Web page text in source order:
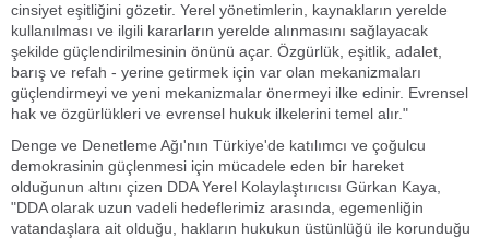
cinsiyet eşitliğini gözetir. Yerel yönetimlerin, kaynakların yerelde
kullanılması ve ilgili kararların yerelde alınmasını sağlayacak
şekilde güçlendirilmesinin önünü açar. Özgürlük, eşitlik, adalet,
barış ve refah - yerine getirmek için var olan mekanizmaları
güçlendirmeyi ve yeni mekanizmalar önermeyi ilke edinir. Evrensel
hak ve özgürlükleri ve evrensel hukuk ilkelerini temel alır."
Denge ve Denetleme Ağı'nın Türkiye'de katılımcı ve çoğulcu
demokrasinin güçlenmesi için mücadele eden bir hareket
olduğunun altını çizen DDA Yerel Kolaylaştırıcısı Gürkan Kaya,
"DDA olarak uzun vadeli hedeflerimiz arasında, egemenliğin
vatandaşlara ait olduğu, hakların hukukun üstünlüğü ile korunduğu